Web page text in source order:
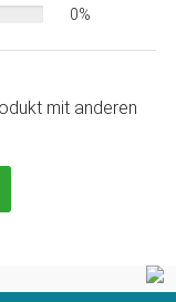
0%
mit anderen